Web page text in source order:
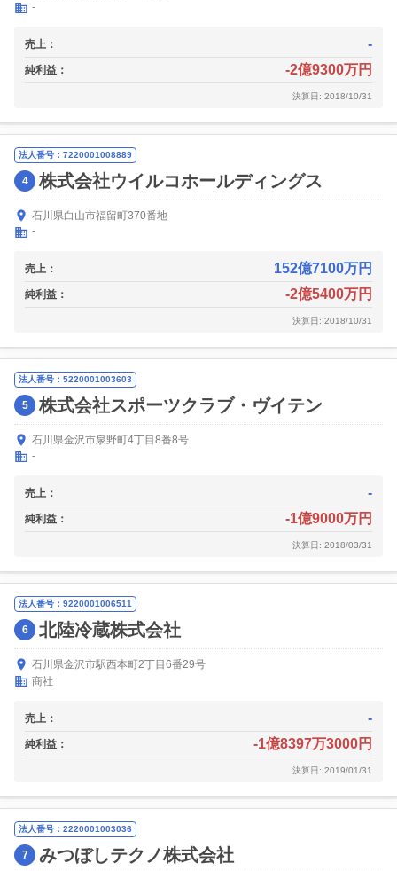
-
売上： -
純利益： -2億9300万円
決算日: 2018/10/31
法人番号：7220001008889
4 株式会社ウイルコホールディングス
石川県白山市福留町370番地
-
売上： 152億7100万円
純利益： -2億5400万円
決算日: 2018/10/31
法人番号：5220001003603
5 株式会社スポーツクラブ・ヴイテン
石川県金沢市泉野町4丁目8番8号
-
売上： -
純利益： -1億9000万円
決算日: 2018/03/31
法人番号：9220001006511
6 北陸冷蔵株式会社
石川県金沢市駅西本町2丁目6番29号
商社
売上： -
純利益： -1億8397万3000円
決算日: 2019/01/31
法人番号：2220001003036
7 みつぼしテクノ株式会社